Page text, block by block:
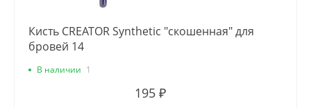
Кисть CREATOR Synthetic "скошенная" для
бровей 14
В наличии 1
195 ₽